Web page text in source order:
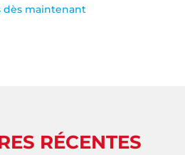
dès maintenant
RÉCENTES